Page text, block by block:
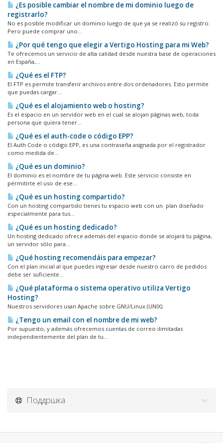
¿Es posible cambiar el nombre de mi dominio luego de
registrarlo?
No es posible modificar un dominio luego de que ya se realizó su registro.
Pero puede comprar uno...
¿Por qué tengo que elegir a Vertigo Hosting para mi Web?
Te ofrecemos un servicio de alta calidad desde nuestra base de operaciones
en España,...
¿Qué es el FTP?
El FTP es permite transferir archivos entre dos ordenadores. Esto permite
que puedas cargar...
¿Qué es el alojamiento web o hosting?
Es el espacio en un servidor web en el cual se alojan páginas web, toda
persona que quiera tener...
¿Qué es el auth-code o código EPP?
El Auth Code o código EPP, es una contraseña asignada por el registrador
como medida de...
¿Qué es un dominio?
El dominio es el nombre de tu página web. Este servicio consiste en
permitirte el uso de ese...
¿Qué es un hosting compartido?
Con un hosting compartido tienes tu espacio web con un plan diseñado
especialmente para tus...
¿Qué es un hosting dedicado?
Un hosting dedicado ofrece además del espacio donde se alojará tu página,
un servidor sólo para...
¿Qué hosting recomendáis para empezar?
Con el plan inicial al que puedes ingresar desde nuestro carro de pedidos
debe ser suficiente...
¿Qué plataforma o sistema operativo utiliza Vertigo
Hosting?
Nuestros servidores usan Apache sobre GNU/Linux (UNIX).
¿Tengo un email con el nombre de mi web?
Por supuesto, y además ofrecemos cuentas de correo ilimitadas
independientemente del plan de tu...
Поддршка